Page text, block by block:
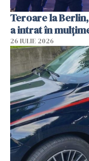
Teroare la
a intrat în
26 IULIE 2026